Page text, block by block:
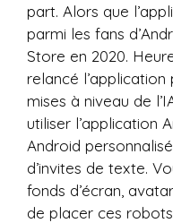
part. Alors que
parmi les fans
Store en 2020.
relancé
mises à niveau de
utiliser l’application
Android
d’invites de texte.
fonds d’écran,
de placer ces